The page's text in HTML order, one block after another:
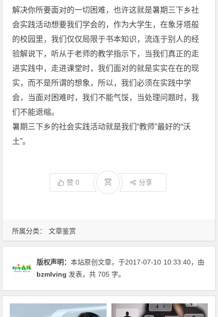
所属分类： 文章鉴赏
解决你所要面对的一切困难，也许这就是暑期三下乡社
会实践活动想要我们学会的，作为大学生，在象牙塔般
的校园里，我们仅仅局限于书本知识，流连于别人的经
验解说下，听从于老师的教学指示下，当我们真正的走
进实践中，走进课堂时，我们面对的就是实实在在的现
实，而不是所谓的想象，所以，我们必须在实践中学
会，当面对困难时，我们不能气馁，当处理问题时，我
们不能退缩。
暑期三下乡的社会实践活动就是我们“教师”最好的“沃
土”。
赞0 赏 分享
版权声明：本站原创文章，于2017-07-10 10:33:40，由
bzmlving 发表，共 705 字。